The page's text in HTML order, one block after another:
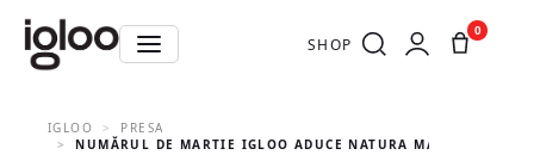
SHOP
0
IGLOO
PRESA
NUMĂRUL DE MARTIE IGLOO ADUCE NATURA MAI